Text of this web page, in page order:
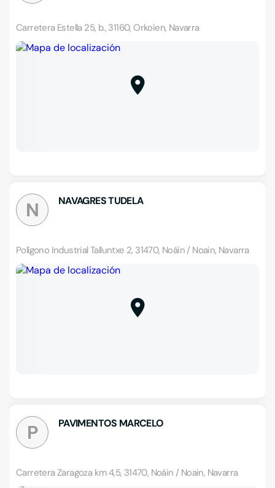
Carretera Estella 25, b., 31160, Orkoien, Navarra
N NAVAGRES TUDELA
Polígono Industrial Talluntxe 2, 31470, Noáin / Noain, Navarra
P PAVIMENTOS MARCELO
Carretera Zaragoza km 4,5, 31470, Noáin / Noain, Navarra